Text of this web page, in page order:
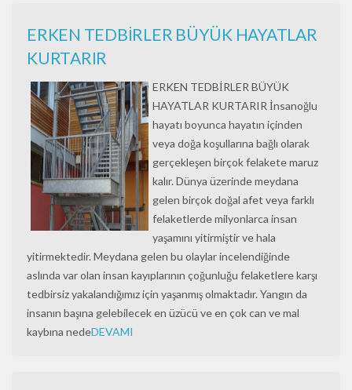
ERKEN TEDBİRLER BÜYÜK HAYATLAR
KURTARIR
ERKEN TEDBİRLER BÜYÜK
HAYATLAR KURTARIR İnsanoğlu
hayatı boyunca hayatın içinden
veya doğa koşullarına bağlı olarak
gerçekleşen birçok felakete maruz
kalır. Dünya üzerinde meydana
gelen birçok doğal afet veya farklı
felaketlerde milyonlarca insan
yaşamını yitirmiştir ve hala
yitirmektedir. Meydana gelen bu olaylar incelendiğinde
aslında var olan insan kayıplarının çoğunluğu felaketlere karşı
tedbirsiz yakalandığımız için yaşanmış olmaktadır. Yangın da
insanın başına gelebilecek en üzücü ve en çok can ve mal
kaybına nedeDEVAMI